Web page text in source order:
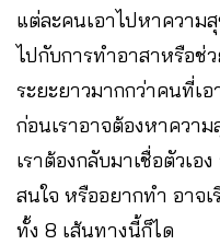
แต่ละคนเอาไปหาความ
ไปกับการทำอาสาหรือช่
ระยะยาวมากกว่าคนที่เ
ก่อนเราอาจต้องหาควา
เราต้องกลับมาเชื่อตัวเอ
สนใจ หรืออยากทำ อาจ
ทั้ง 8 เส้นทางนี้ก็ได